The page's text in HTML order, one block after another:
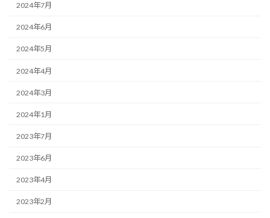
2024年7月
2024年6月
2024年5月
2024年4月
2024年3月
2024年1月
2023年7月
2023年6月
2023年4月
2023年2月